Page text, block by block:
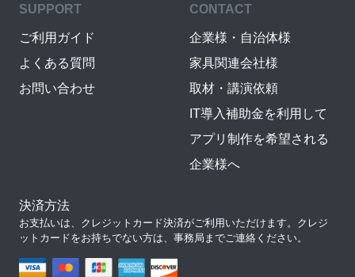
SUPPORT
ご利用ガイド
よくある質問
お問い合わせ
CONTACT
企業様・自治体様
家具関連会社様
取材・講演依頼
IT導入補助金を利用して
アプリ制作を希望される
企業様へ
決済方法
お支払いは、クレジットカード決済がご利用いただけます。クレジ
ットカードをお持ちでない方は、事務局までご連絡ください。